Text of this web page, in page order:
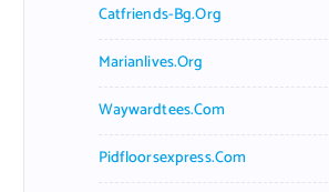
Catfriends-Bg.org
Marianlives.org
Waywardtees.com
Pidfloorsexpress.com